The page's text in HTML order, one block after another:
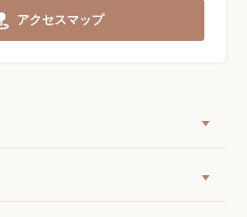
アクセスマップ